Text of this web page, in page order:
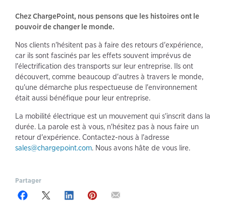
Chez ChargePoint, nous pensons que les histoires ont le
pouvoir de changer le monde.
Nos clients n'hésitent pas à faire des retours d'expérience,
car ils sont fascinés par les effets souvent imprévus de
l'électrification des transports sur leur entreprise. Ils ont
découvert, comme beaucoup d'autres à travers le monde,
qu'une démarche plus respectueuse de l'environnement
était aussi bénéfique pour leur entreprise.
La mobilité électrique est un mouvement qui s'inscrit dans la
durée. La parole est à vous, n'hésitez pas à nous faire un
retour d'expérience. Contactez-nous à l'adresse
sales@chargepoint.com. Nous avons hâte de vous lire.
Partager